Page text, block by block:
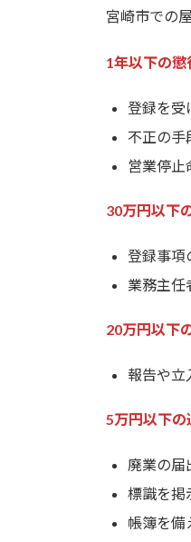
宮崎市での
1年以下の
登録を受
不正の手
営業停止
30万円以下
登録事項
業務主任
20万円以下
報告や立
5万円以下の
廃業の届
標識を掲
帳簿を備